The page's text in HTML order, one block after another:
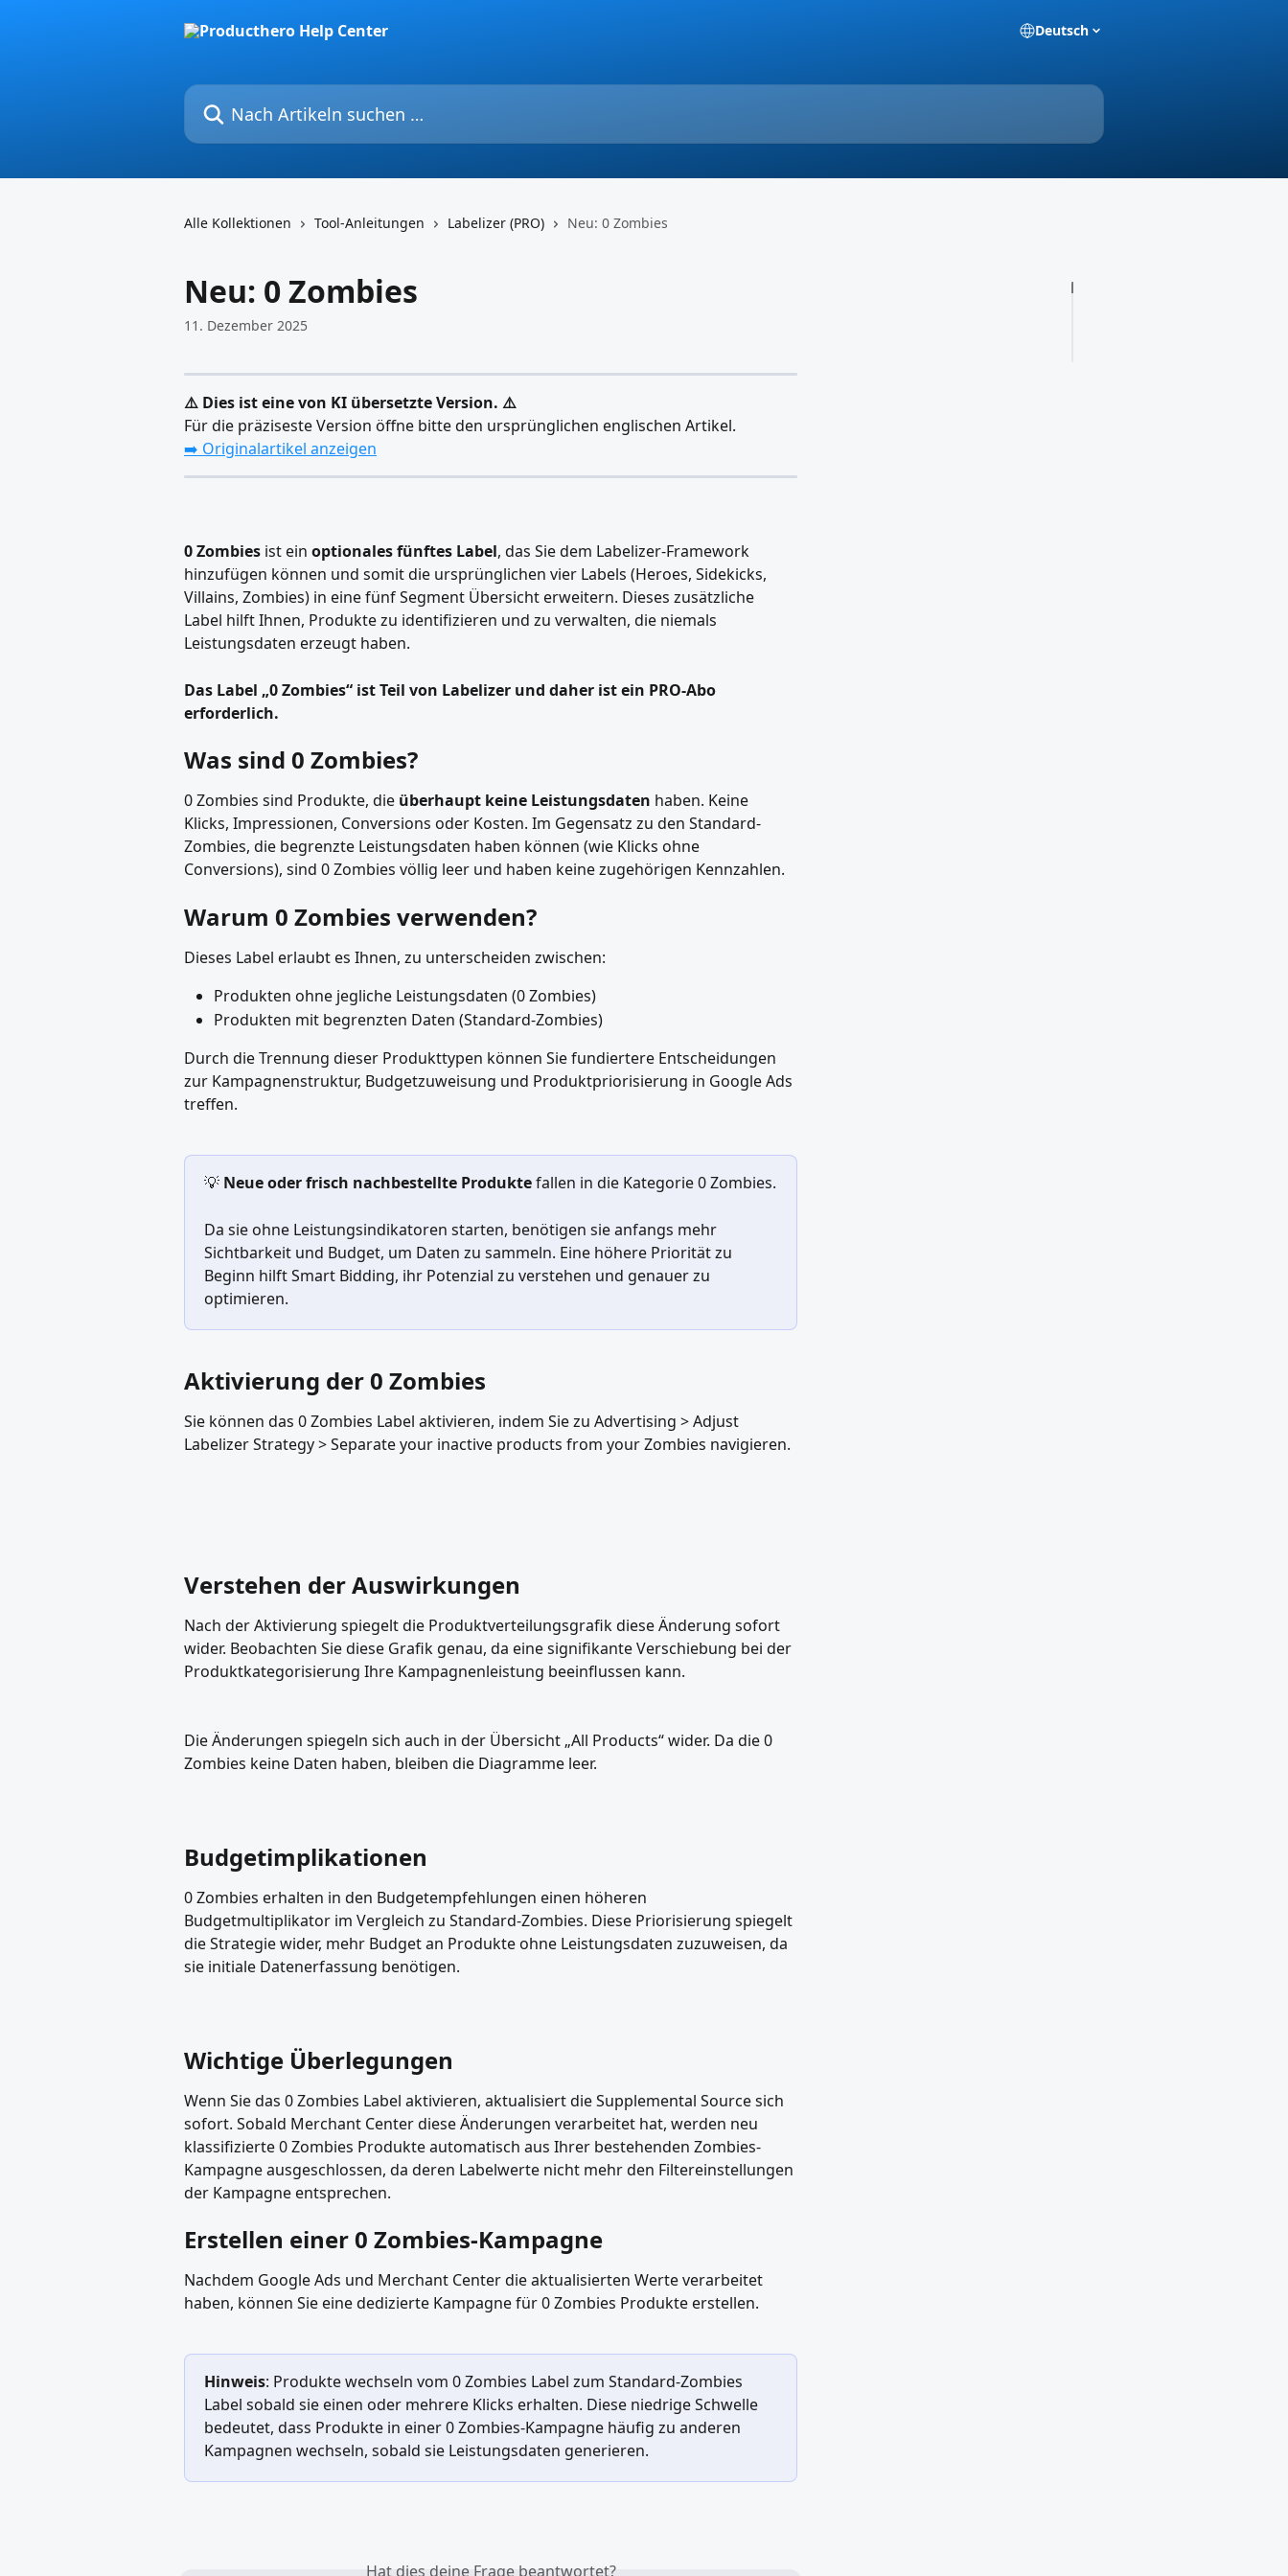
Deutsch
Nach Artikeln suchen …
Alle Kollektionen Tool-Anleitungen Labelizer (PRO) Neu: 0 Zombies
Neu: 0 Zombies
11. Dezember 2025
⚠️ Dies ist eine von KI übersetzte Version. ⚠️
Für die präziseste Version öffne bitte den ursprünglichen englischen Artikel.
➡️ Originalartikel anzeigen
0 Zombies ist ein optionales fünftes Label, das Sie dem Labelizer-Framework
hinzufügen können und somit die ursprünglichen vier Labels (Heroes, Sidekicks,
Villains, Zombies) in eine fünf Segment Übersicht erweitern. Dieses zusätzliche
Label hilft Ihnen, Produkte zu identifizieren und zu verwalten, die niemals
Leistungsdaten erzeugt haben.
Das Label „0 Zombies“ ist Teil von Labelizer und daher ist ein PRO-Abo
erforderlich.
Was sind 0 Zombies?
0 Zombies sind Produkte, die überhaupt keine Leistungsdaten haben. Keine
Klicks, Impressionen, Conversions oder Kosten. Im Gegensatz zu den Standard-
Zombies, die begrenzte Leistungsdaten haben können (wie Klicks ohne
Conversions), sind 0 Zombies völlig leer und haben keine zugehörigen Kennzahlen.
Warum 0 Zombies verwenden?
Dieses Label erlaubt es Ihnen, zu unterscheiden zwischen:
Produkten ohne jegliche Leistungsdaten (0 Zombies)
Produkten mit begrenzten Daten (Standard-Zombies)
Durch die Trennung dieser Produkttypen können Sie fundiertere Entscheidungen
zur Kampagnenstruktur, Budgetzuweisung und Produktpriorisierung in Google Ads
treffen.
💡 Neue oder frisch nachbestellte Produkte fallen in die Kategorie 0 Zombies.
Da sie ohne Leistungsindikatoren starten, benötigen sie anfangs mehr
Sichtbarkeit und Budget, um Daten zu sammeln. Eine höhere Priorität zu
Beginn hilft Smart Bidding, ihr Potenzial zu verstehen und genauer zu
optimieren.
Aktivierung der 0 Zombies
Sie können das 0 Zombies Label aktivieren, indem Sie zu Advertising > Adjust
Labelizer Strategy > Separate your inactive products from your Zombies navigieren.
Verstehen der Auswirkungen
Nach der Aktivierung spiegelt die Produktverteilungsgrafik diese Änderung sofort
wider. Beobachten Sie diese Grafik genau, da eine signifikante Verschiebung bei der
Produktkategorisierung Ihre Kampagnenleistung beeinflussen kann.
Die Änderungen spiegeln sich auch in der Übersicht „All Products“ wider. Da die 0
Zombies keine Daten haben, bleiben die Diagramme leer.
Budgetimplikationen
0 Zombies erhalten in den Budgetempfehlungen einen höheren
Budgetmultiplikator im Vergleich zu Standard-Zombies. Diese Priorisierung spiegelt
die Strategie wider, mehr Budget an Produkte ohne Leistungsdaten zuzuweisen, da
sie initiale Datenerfassung benötigen.
Wichtige Überlegungen
Wenn Sie das 0 Zombies Label aktivieren, aktualisiert die Supplemental Source sich
sofort. Sobald Merchant Center diese Änderungen verarbeitet hat, werden neu
klassifizierte 0 Zombies Produkte automatisch aus Ihrer bestehenden Zombies-
Kampagne ausgeschlossen, da deren Labelwerte nicht mehr den Filtereinstellungen
der Kampagne entsprechen.
Erstellen einer 0 Zombies-Kampagne
Nachdem Google Ads und Merchant Center die aktualisierten Werte verarbeitet
haben, können Sie eine dedizierte Kampagne für 0 Zombies Produkte erstellen.
Hinweis: Produkte wechseln vom 0 Zombies Label zum Standard-Zombies
Label sobald sie einen oder mehrere Klicks erhalten. Diese niedrige Schwelle
bedeutet, dass Produkte in einer 0 Zombies-Kampagne häufig zu anderen
Kampagnen wechseln, sobald sie Leistungsdaten generieren.
Hat dies deine Frage beantwortet?